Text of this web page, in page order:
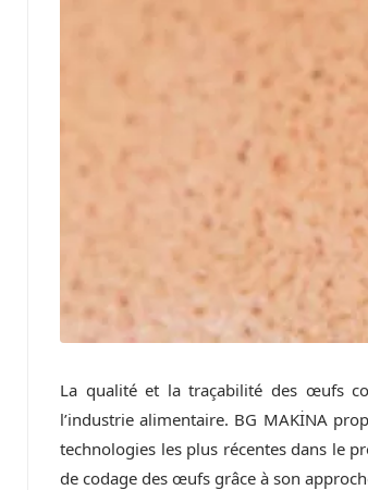
La qualité et la traçabilité des œufs
l’industrie alimentaire. BG MAKİNA
technologies les plus récentes dans le
de codage des œufs grâce à son